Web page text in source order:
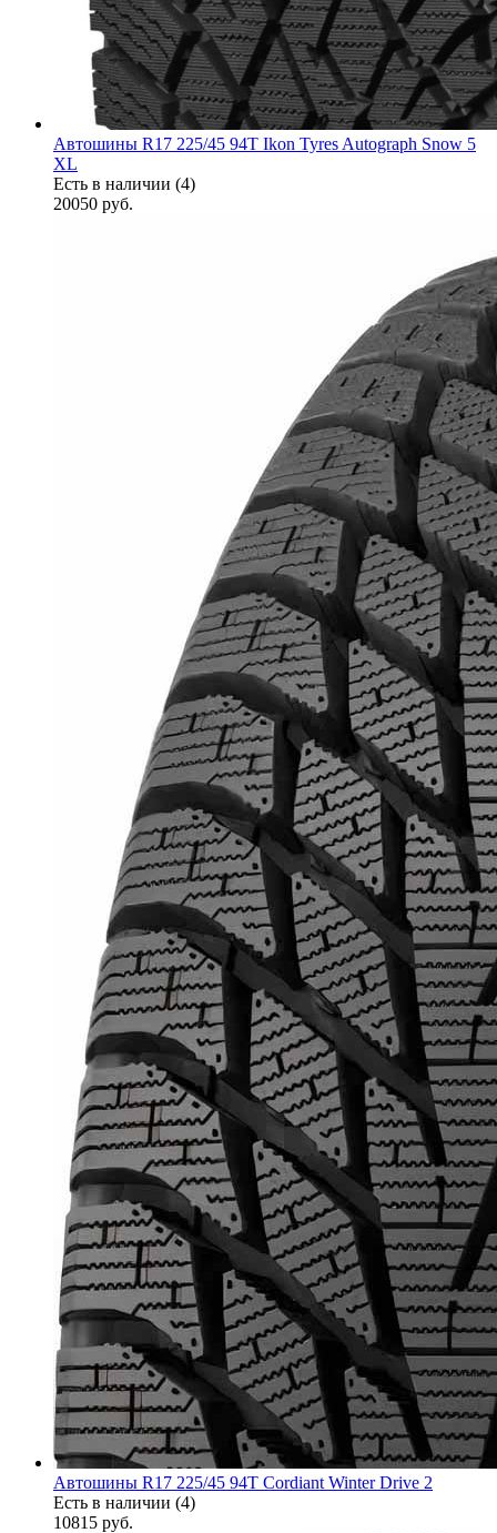
Автошины R17 225/45 94T Ikon Tyres Autograph Snow 5
XL
Есть в наличии (4)
20050 руб.
Автошины R17 225/45 94T Cordiant Winter Drive 2
Есть в наличии (4)
10815 руб.